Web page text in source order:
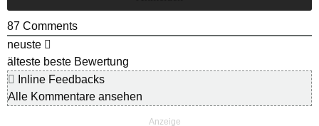
87 Comments
neuste
älteste beste Bewertung
Inline Feedbacks
Alle Kommentare ansehen